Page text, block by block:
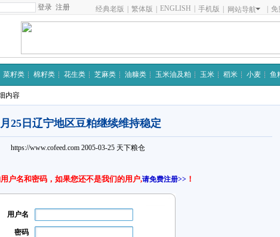
注册 经典老版 繁体版 ENGLISH 手机版 网站导航 免
菜籽类 棉籽类 花生类 芝麻类 油糠类 玉米油及粕 玉米 稻米 小麦 鱼
内容
25日辽宁地区豆粕继续维持稳定
https://www.cofeed.com 2005-03-25 天下粮仓
户名和密码，如果您还不是我们的用户,请免费注册>> ！
用户名
密码